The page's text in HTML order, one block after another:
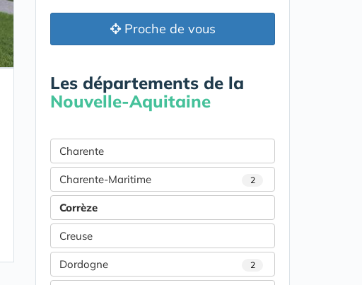
Proche de vous
Les départements de la
Nouvelle-Aquitaine
Charente
Charente-Maritime 2
Corrèze
Creuse
Dordogne 2